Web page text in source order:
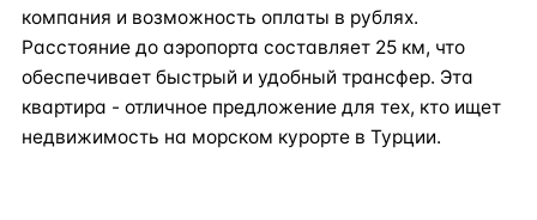
компания и возможность оплаты в рублях.
Расстояние до аэропорта составляет 25 км, что
обеспечивает быстрый и удобный трансфер. Эта
квартира - отличное предложение для тех, кто ищет
недвижимость на морском курорте в Турции.